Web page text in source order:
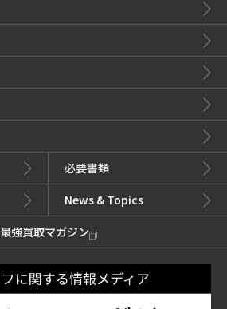
必要書類
News & Topics
最強買取マガジン